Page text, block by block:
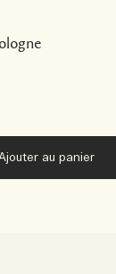
au panier